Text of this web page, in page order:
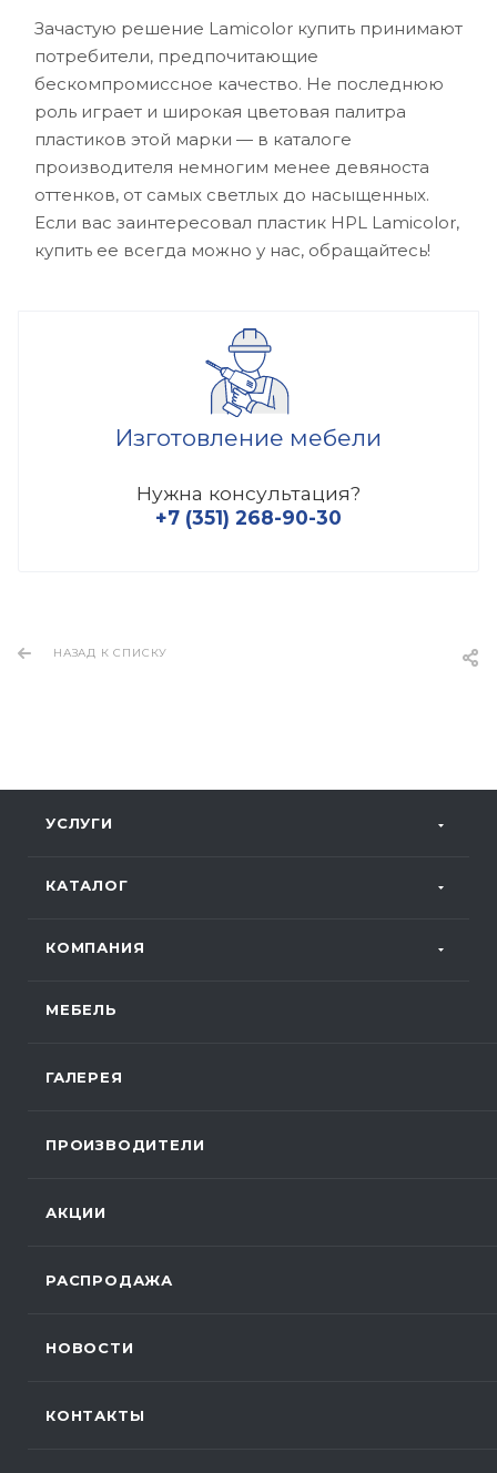
Зачастую решение Lamicolor купить принимают
потребители, предпочитающие
бескомпромиссное качество. Не последнюю
роль играет и широкая цветовая палитра
пластиков этой марки — в каталоге
производителя немногим менее девяноста
оттенков, от самых светлых до насыщенных.
Если вас заинтересовал пластик HPL Lamicolor,
купить ее всегда можно у нас, обращайтесь!
Изготовление мебели
Нужна консультация?
+7 (351) 268-90-30
НАЗАД К СПИСКУ
УСЛУГИ
КАТАЛОГ
КОМПАНИЯ
МЕБЕЛЬ
ГАЛЕРЕЯ
ПРОИЗВОДИТЕЛИ
АКЦИИ
РАСПРОДАЖА
НОВОСТИ
КОНТАКТЫ